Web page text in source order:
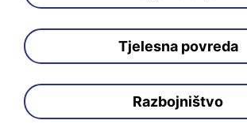
Tjelesna povreda
Razbojništvo